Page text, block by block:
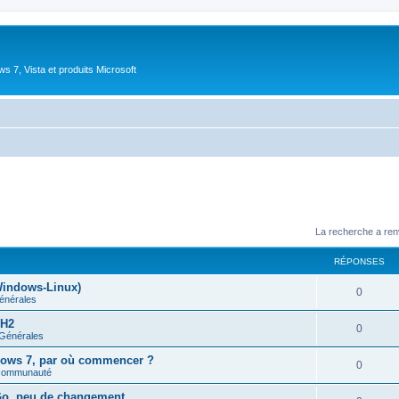
7, Vista et produits Microsoft
La recherche a
RÉPONSES
Linux) 0R
é
o
n
0R
é
7, par où commencer ? 0R
é